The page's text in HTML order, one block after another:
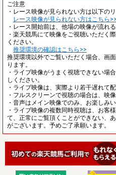
ご注意
・レース映像が見られない方は以下の
レース映像が見られない方はこちら>>
・レース開始前は、他場の映像が流れ
・楽天競馬にて映像をご視聴いただく
ください。
推奨環境の確認はこちら>>
推奨環境以外でご覧いただく場合、画
ります。
・ライブ映像がうまく視聴できない場
しください。
・ライブ映像は、実際より若干遅れて配
・フルスクリーンで視聴の場合は、映
・音声はメイン映像でのみ、お楽しみい
・ライブ映像の複数同時視聴は、お客
て、正常にご覧頂くことができない、
がございます。予めご了承願います。